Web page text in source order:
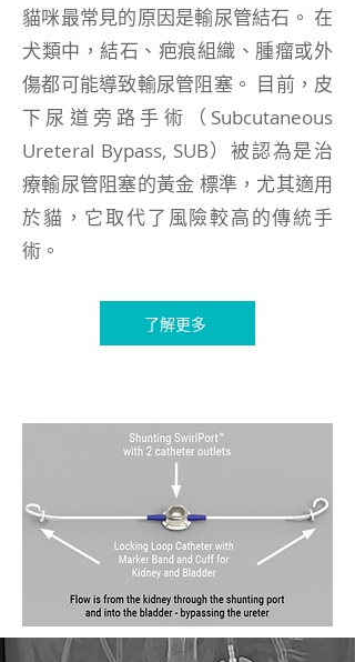
貓咪最常見的原因是輸尿管結石。 在
犬類中，結石、疤痕組織、腫瘤或外
傷都可能導致輸尿管阻塞。 目前，皮
下尿道旁路手術（Subcutaneous
Ureteral Bypass, SUB）被認為是治
療輸尿管阻塞的黃金 標準，尤其適用
於貓，它取代了風險較高的傳統手
術。
了解更多